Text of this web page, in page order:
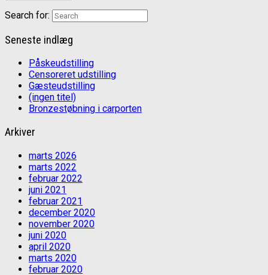
Search for:
Seneste indlæg
Påskeudstilling
Censoreret udstilling
Gæsteudstilling
(ingen titel)
Bronzestøbning i carporten
Arkiver
marts 2026
marts 2022
februar 2022
juni 2021
februar 2021
december 2020
november 2020
juni 2020
april 2020
marts 2020
februar 2020